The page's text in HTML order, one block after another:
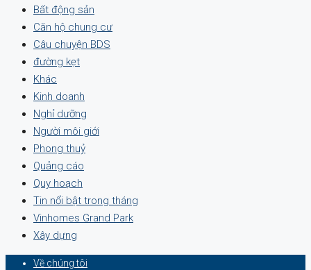
Bất động sản
Căn hộ chung cư
Câu chuyện BDS
đường kẹt
Khác
Kinh doanh
Nghỉ dưỡng
Người môi giới
Phong thuỷ
Quảng cáo
Quy hoạch
Tin nổi bật trong tháng
Vinhomes Grand Park
Xây dựng
Về chúng tôi